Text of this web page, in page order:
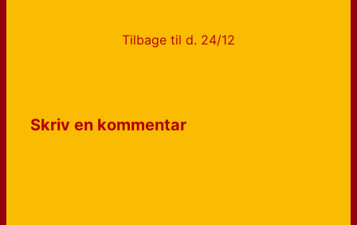
Tilbage til d. 24/12
Skriv en kommentar